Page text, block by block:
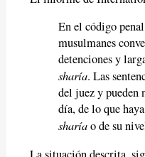
En el código
musulmanes
detenciones y
sharía. Las
del juez y pueden
día, de lo que
sharíao de su